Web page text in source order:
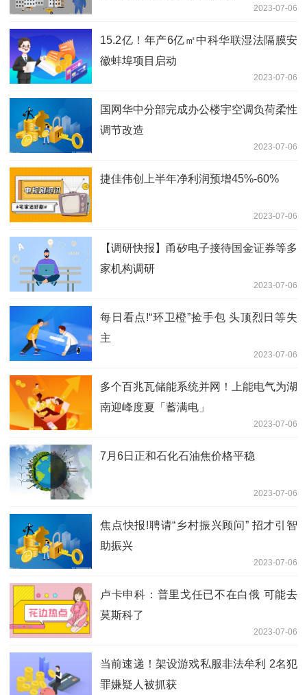
2023-07-06
15.2亿！年产6亿㎡中科华联湿法隔膜安
徽蚌埠项目启动
2023-07-06
国网华中分部完成办公楼宇空调负荷柔性
调节改造
2023-07-06
捷佳伟创上半年净利润预增45%-60%
2023-07-06
【调研快报】甬矽电子接待国金证券等多
家机构调研
2023-07-06
每日看点!“环卫橙”捡手包 头顶烈日等失
主
2023-07-06
多个百兆瓦储能系统并网！上能电气为湖
南迎峰度夏「蓄满电」
2023-07-06
7月6日正和石化石油焦价格平稳
2023-07-06
焦点快报!聘请“乡村振兴顾问” 招才引智
助振兴
2023-07-06
卢卡申科：普里戈任已不在白俄 可能去
莫斯科了
2023-07-06
当前速递！架设游戏私服非法牟利 2名犯
罪嫌疑人被抓获